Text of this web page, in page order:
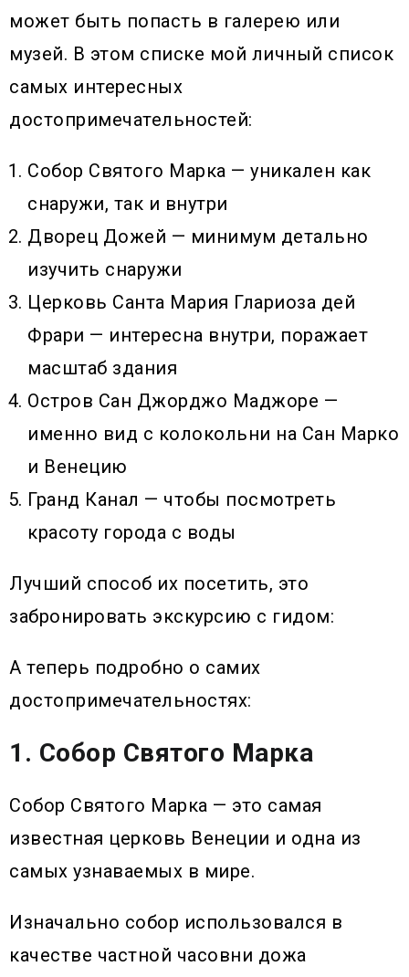
может быть попасть в галерею или
музей. В этом списке мой личный список
самых интересных
достопримечательностей:
Собор Святого Марка — уникален как
снаружи, так и внутри
Дворец Дожей — минимум детально
изучить снаружи
Церковь Санта Мария Глариоза дей
Фрари — интересна внутри, поражает
масштаб здания
Остров Сан Джорджо Маджоре —
именно вид с колокольни на Сан Марко
и Венецию
Гранд Канал — чтобы посмотреть
красоту города с воды
Лучший способ их посетить, это
забронировать экскурсию с гидом:
А теперь подробно о самих
достопримечательностях:
1. Собор Святого Марка
Собор Святого Марка — это самая
известная церковь Венеции и одна из
самых узнаваемых в мире.
Изначально собор использовался в
качестве частной часовни дожа